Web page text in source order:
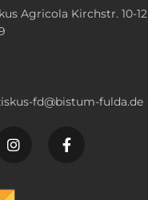
Agricola Kirchstr. 10-12
fd@bistum-fulda.de